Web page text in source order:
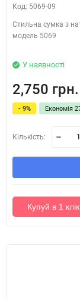
Код: 5069-09
Стильна сумка з
модель 5069
У наявності
2,750 грн.
- 9% Економія
Кількість:
Купуй в 1 клік